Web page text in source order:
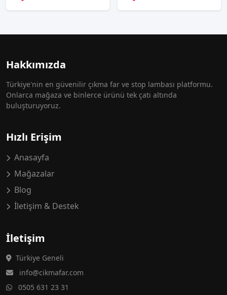
Hakkımızda
Türkiye'nin en güvenilir çıkma far ve stop lambası platformu.
Onlarca mağaza ve binlerce ürünü tek çatı altında
buluşturuyoruz.
Hızlı Erişim
Anasayfa
Mağazalar
Blog
İletişim & Destek
İletişim
Türkiye Geneli
info@cikmafar.com
0505 631 23 31